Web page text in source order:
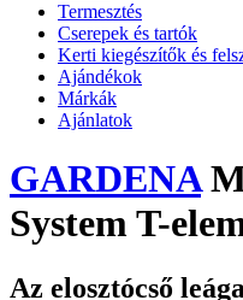
Termesztés
Cserepek és tartók
Kerti kiegészítők és
Ajándékok
Márkák
Ajánlatok
GARDENA
System T-
Az elosztócső